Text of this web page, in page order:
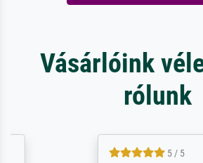
Vásárlóink
rólunk
5 / 5